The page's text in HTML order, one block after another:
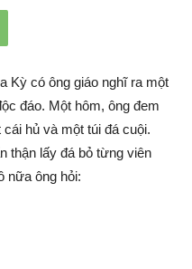
Kỳ có ông giáo nghĩ ra một
đáo. Một hôm, ông đem
hủ và một túi đá cuội.
thận lấy đá bỏ từng viên
nữa ông hỏi: